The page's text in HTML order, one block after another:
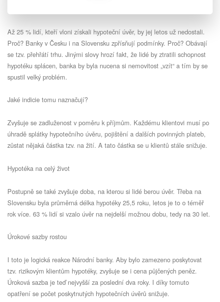
Až 25 % lidí, kteří vloni získali hypoteční úvěr, by jej letos už nedostali.
Proč? Banky v Česku i na Slovensku zpřísňují podmínky. Proč? Obávají
se tzv. přehřátí trhu. Jinými slovy hrozí fakt, že lidé by ztratili schopnost
hypotéku splácen, banka by byla nucena si nemovitost „vzít“ a tím by se
spustil velký problém.
Jaké indicie tomu naznačují?
Zvyšuje se zadluženost v poměru k příjmům. Každému klientovi musí po
úhradě splátky hypotečního úvěru, pojištění a dalších povinných plateb,
zůstat nějaká částka tzv. na žití. A tato částka se u klientů stále snižuje.
Hypotéka na celý život
Postupně se také zvyšuje doba, na kterou si lidé berou úvěr. Třeba na
Slovensku byla průměrná délka hypotéky 25,5 roku, letos je to o téměř
rok více. 63 % lidí si vzalo úvěr na nejdelší možnou dobu, tedy na 30 let.
Úrokové sazby rostou
I toto je logická reakce Národní banky. Aby bylo zamezeno poskytovat
tzv. rizikovým klientům hypotéky, zvyšuje se i cena půjčených peněz.
Úroková sazba je teď nejvyšší za poslední dva roky. I díky tomuto
opatření se počet poskytnutých hypotečních úvěrů snižuje.